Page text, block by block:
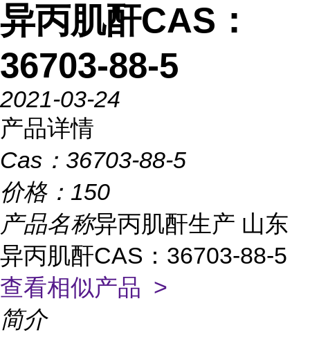
异丙肌酐CAS：
36703-88-5
2021-03-24
产品详情
Cas： 36703-88-5
价格： 150
产品名称异丙肌酐生产 山东
异丙肌酐CAS：36703-88-5
查看相似产品 >
简介